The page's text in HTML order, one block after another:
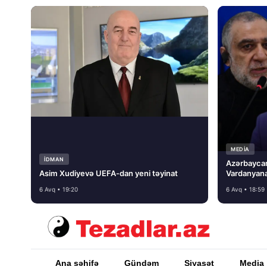
İDMAN
Asim Xudiyevə UEFA-dan yeni təyinat
6 Avq • 19:20
MEDİA
6 Avq • 18:59
Ana səhifə Gündəm Siyasət Media